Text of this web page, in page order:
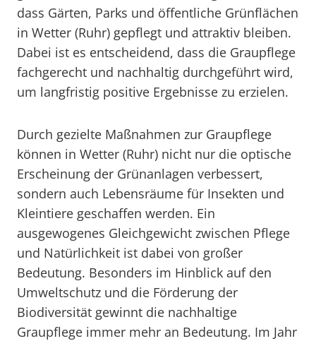
dass Gärten, Parks und öffentliche Grünflächen
in Wetter (Ruhr) gepflegt und attraktiv bleiben.
Dabei ist es entscheidend, dass die Graupflege
fachgerecht und nachhaltig durchgeführt wird,
um langfristig positive Ergebnisse zu erzielen.
Durch gezielte Maßnahmen zur Graupflege
können in Wetter (Ruhr) nicht nur die optische
Erscheinung der Grünanlagen verbessert,
sondern auch Lebensräume für Insekten und
Kleintiere geschaffen werden. Ein
ausgewogenes Gleichgewicht zwischen Pflege
und Natürlichkeit ist dabei von großer
Bedeutung. Besonders im Hinblick auf den
Umweltschutz und die Förderung der
Biodiversität gewinnt die nachhaltige
Graupflege immer mehr an Bedeutung. Im Jahr